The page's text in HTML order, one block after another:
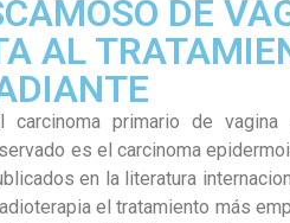
DE
AL
El carcinoma primario de
es el carcinoma
en la literatura
el tratamiento más